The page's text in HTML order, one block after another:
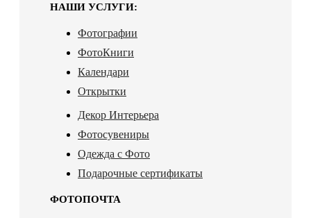
НАШИ УСЛУГИ:
Фотографии
ФотоКниги
Календари
Открытки
Декор Интерьера
Фотосувениры
Одежда с Фото
Подарочные сертификаты
ФОТОПОЧТА